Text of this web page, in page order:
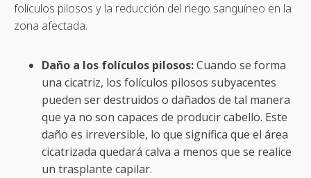
folículos pilosos y la reducción del riego sanguíneo en la
zona afectada.
Daño a los folículos pilosos:Cuando se forma
una cicatriz, los folículos pilosos subyacentes
pueden ser destruidos o dañados de tal manera
que ya no son capaces de producir cabello. Este
daño es irreversible, lo que significa que el área
cicatrizada quedará calva a menos que se realice
un trasplante capilar.